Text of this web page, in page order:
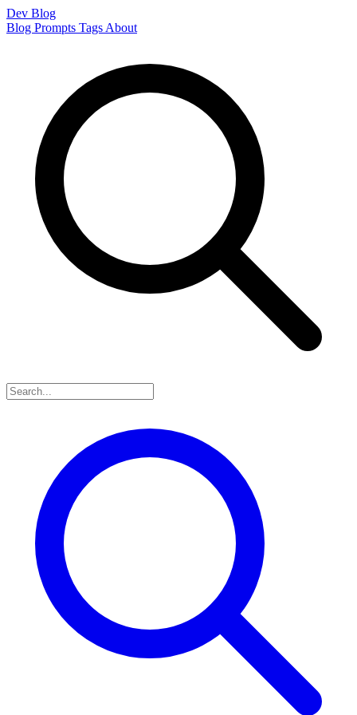
Dev Blog
Blog Prompts Tags About